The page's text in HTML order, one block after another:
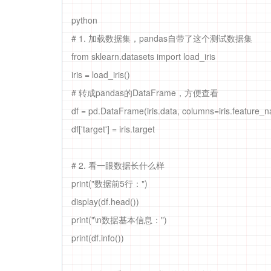
python
# 1. 加载数据集，pandas自带了这个测试数据集
from sklearn.datasets import load_iris
iris = load_iris()
# 转成pandas的DataFrame，方便查看
df = pd.DataFrame(iris.data,
df['target'] = iris.target
# 2. 看一眼数据长什么样
print("数据前5行：")
display(df.head())
print("\n数据基本信息：")
print(df.info())